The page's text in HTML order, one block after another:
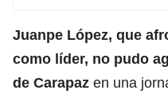
Juanpe López, que
como líder, no pudo
de Carapaz en una